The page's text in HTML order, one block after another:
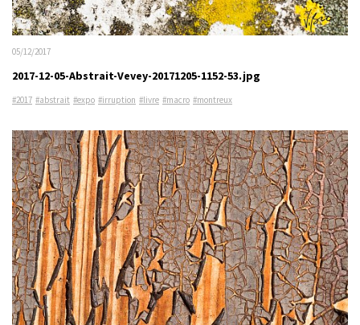
05/12/2017
2017-12-05-Abstrait-Vevey-20171205-1152-53.jpg
#2017 #abstrait #expo #irruption #livre #macro #montreux